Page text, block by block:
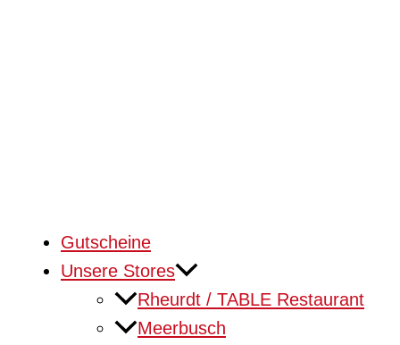
Gutscheine
Unsere Stores
Rheurdt / TABLE Restaurant
Meerbusch